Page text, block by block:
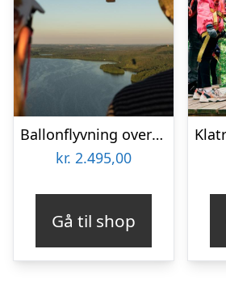
Ballonflyvning over Jylland
kr. 2.495,00
Gå til shop